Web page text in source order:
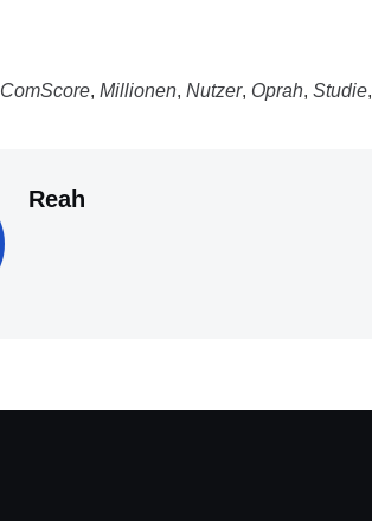
ComScore, Millionen, Nutzer, Oprah, Studie,
Reah